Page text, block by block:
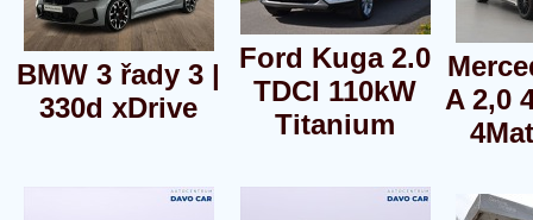
BMW 3 řady 3 |
330d xDrive
Ford Kuga 2.0
TDCI 110kW
Titanium
A 2,0